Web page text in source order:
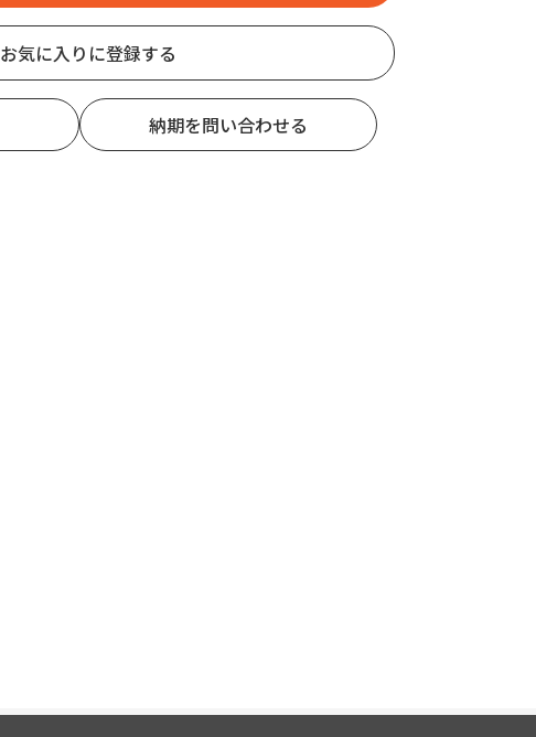
お気に入りに登録する
納期を問い合わせる